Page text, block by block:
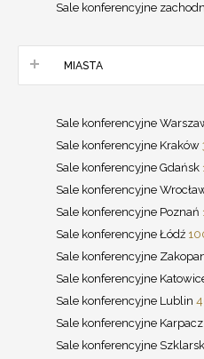
Sale konferencyjne
MIASTA
Sale konferencyjne
Sale konferencyjne Kraków
Sale konferencyjne Gdańsk
Sale konferencyjne
Sale konferencyjne Poznań
Sale konferencyjne Łódź
Sale konferencyjne
Sale konferencyjne
Sale konferencyjne Lublin
Sale konferencyjne Karpacz
Sale konferencyjne